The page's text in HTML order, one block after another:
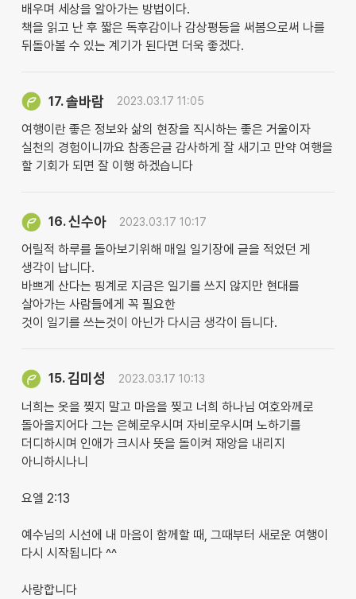
배우며 세상을 알아가는 방법이다.
책을 읽고 난 후 짧은 독후감이나 감상평등을 써봄으로써 나를
뒤돌아볼 수 있는 계기가 된다면 더욱 좋겠다.
17.솔바람 2023.03.17 11:05
여행이란 좋은 정보와 삶의 현장을 직시하는 좋은 거울이자
실천의 경험이니까요 참종은글 감사하게 잘 새기고 만약 여행을
할 기회가 되면 잘 이행 하겠습니다
16.신수아 2023.03.17 10:17
어릴적 하루를 돌아보기위해 매일 일기장에 글을 적었던 게
생각이 납니다.
바쁘게 산다는 핑계로 지금은 일기를 쓰지 않지만 현대를
살아가는 사람들에게 꼭 필요한
것이 일기를 쓰는것이 아닌가 다시금 생각이 듭니다.
15.김미성 2023.03.17 10:13
너희는 옷을 찢지 말고 마음을 찢고 너희 하나님 여호와께로
돌아올지어다 그는 은혜로우시며 자비로우시며 노하기를
더디하시며 인애가 크시사 뜻을 돌이켜 재앙을 내리지
아니하시나니
요엘 2:13
예수님의 시선에 내 마음이 함께할 때, 그때부터 새로운 여행이
다시 시작됩니다 ^^
사랑합니다